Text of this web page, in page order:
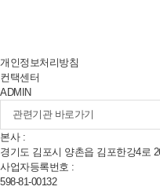
개인정보처리방침
컨택센터
ADMIN
본사 :
경기도 김포시 양촌읍 김포한강4로
사업자등록번호 :
598-81-00132